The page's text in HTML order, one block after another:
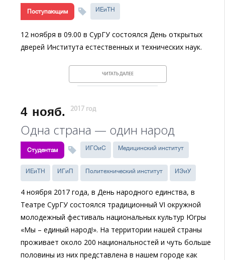
Поступающим ИЕиТН
12 ноября в 09.00 в CурГУ состоялся День открытых
дверей Института естественных и технических наук.
ЧИТАТЬ ДАЛЕЕ
4 нояб. 2017 год
Одна страна — один народ
Студентам ИГОиС Медицинский институт
ИЕиТН ИГиП Политехнический институт ИЭиУ
4 ноября 2017 года, в День народного единства, в
Театре СурГУ состоялся традиционный VI окружной
молодежный фестиваль национальных культур Югры
«Мы – единый народ!». На территории нашей страны
проживает около 200 национальностей и чуть больше
половины из них представлена в нашем городе как